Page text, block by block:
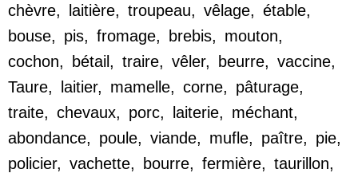
chèvre, laitière, troupeau, vêlage, étable,
bouse, pis, fromage, brebis, mouton,
cochon, bétail, traire, vêler, beurre, vaccine,
Taure, laitier, mamelle, corne, pâturage,
traite, chevaux, porc, laiterie, méchant,
abondance, poule, viande, mufle, paître, pie,
policier, vachette, bourre, fermière, taurillon,